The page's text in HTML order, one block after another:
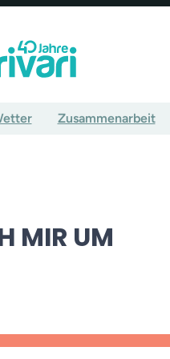
Zusammenarbeit
MIR UM